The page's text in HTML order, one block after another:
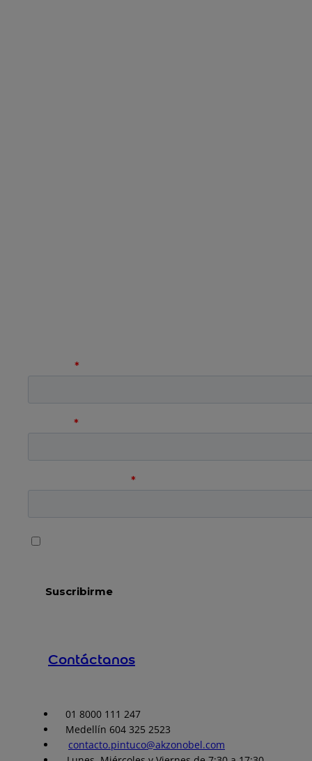
Contáctanos
01 8000 111 247
Medellín 604 325 2523
contacto.pintuco@akzonobel.com